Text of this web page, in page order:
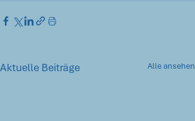
Aktuelle Beiträge Alle ansehen